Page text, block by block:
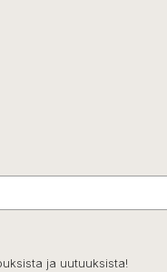
ja uutuuksista!